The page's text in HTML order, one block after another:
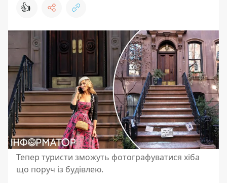
👍
Тепер туристи зможуть фотографуватися хіба
що поруч із будівлею.